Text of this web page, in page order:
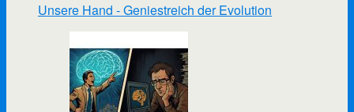
Unsere Hand - Geniestreich der Evolution